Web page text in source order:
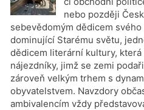
nebo později
sebevědomým dědicem
dominující Starému světu,
dědicem literární kultury,
nájezdníky, jimž se zemi
zároveň velkým trhem s
obyvatelstvem. Navzdory
ambivalencím vždy